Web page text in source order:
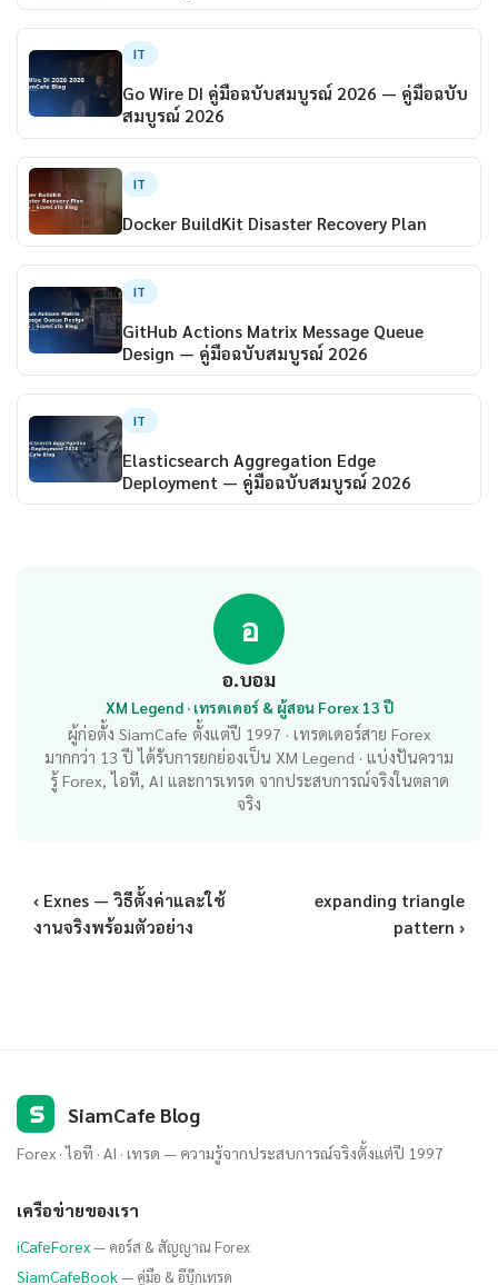
IT
Go Wire DI คู่มือฉบับสมบูรณ์ 2026 — คู่มือฉบับ
สมบูรณ์ 2026
IT
Docker BuildKit Disaster Recovery Plan
IT
GitHub Actions Matrix Message Queue
Design — คู่มือฉบับสมบูรณ์ 2026
IT
Elasticsearch Aggregation Edge
Deployment — คู่มือฉบับสมบูรณ์ 2026
อ
อ.บอม
XM Legend · เทรดเดอร์ & ผู้สอน Forex 13 ปี
ผู้ก่อตั้ง SiamCafe ตั้งแต่ปี 1997 · เทรดเดอร์สาย Forex
มากกว่า 13 ปี ได้รับการยกย่องเป็น XM Legend · แบ่งปันความ
รู้ Forex, ไอที, AI และการเทรด จากประสบการณ์จริงในตลาด
จริง
‹ Exnes — วิธีตั้งค่าและใช้
งานจริงพร้อมตัวอย่าง
expanding triangle
pattern ›
S SiamCafe Blog
Forex · ไอที · AI · เทรด — ความรู้จากประสบการณ์จริงตั้งแต่ปี 1997
เครือข่ายของเรา
iCafeForex— คอร์ส & สัญญาณ Forex
SiamCafeBook— คู่มือ & อีบุ๊กเทรด